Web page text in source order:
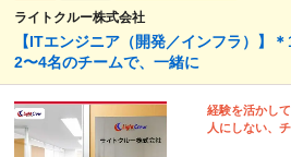
ライトクルー株式会社
【ITエンジニア（開発／インフラ）】
2〜4名のチームで、一緒に
経験を活かし
人にしない、